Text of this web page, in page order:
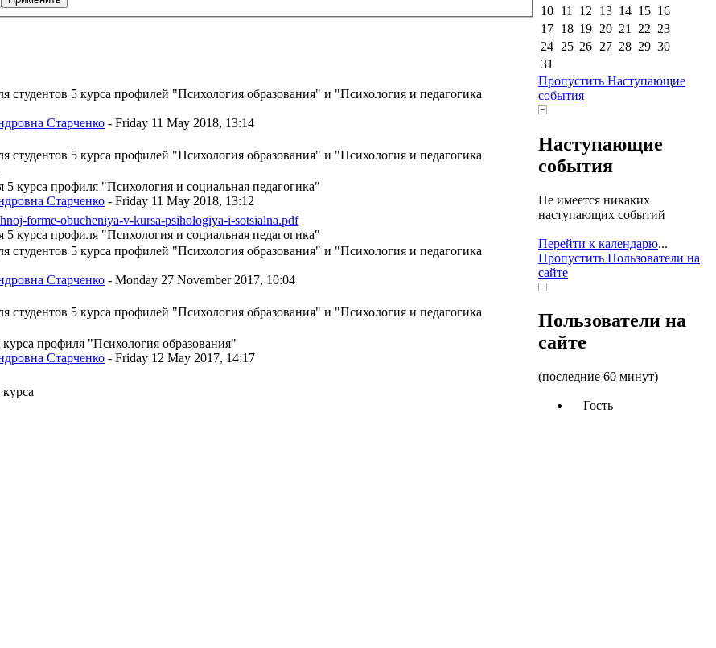
студентов 5 курса профилей "Психология образования" и "Психология и педагогика
Старченко - Friday 11 May 2018, 13:14
студентов 5 курса профилей "Психология образования" и "Психология и педагогика
5 курса профиля "Психология и социальная педагогика"
Старченко - Friday 11 May 2018, 13:12
forme-obucheniya-v-kursa-psihologiya-i-sotsialna.pdf
5 курса профиля "Психология и социальная педагогика"
студентов 5 курса профилей "Психология образования" и "Психология и педагогика
Старченко - Monday 27 November 2017, 10:04
студентов 5 курса профилей "Психология образования" и "Психология и педагогика
курса профиля "Психология образования"
Старченко - Friday 12 May 2017, 14:17
10 11 12 13 14 15 16
17 18 19 20 21 22 23
24 25 26 27 28 29 30
31
Пропустить Наступающие
события
Наступающие
события
Не имеется никаких
наступающих событий
Перейти к календарю...
Пропустить Пользователи на
сайте
Пользователи на
сайте
(последние 60 минут)
Гость